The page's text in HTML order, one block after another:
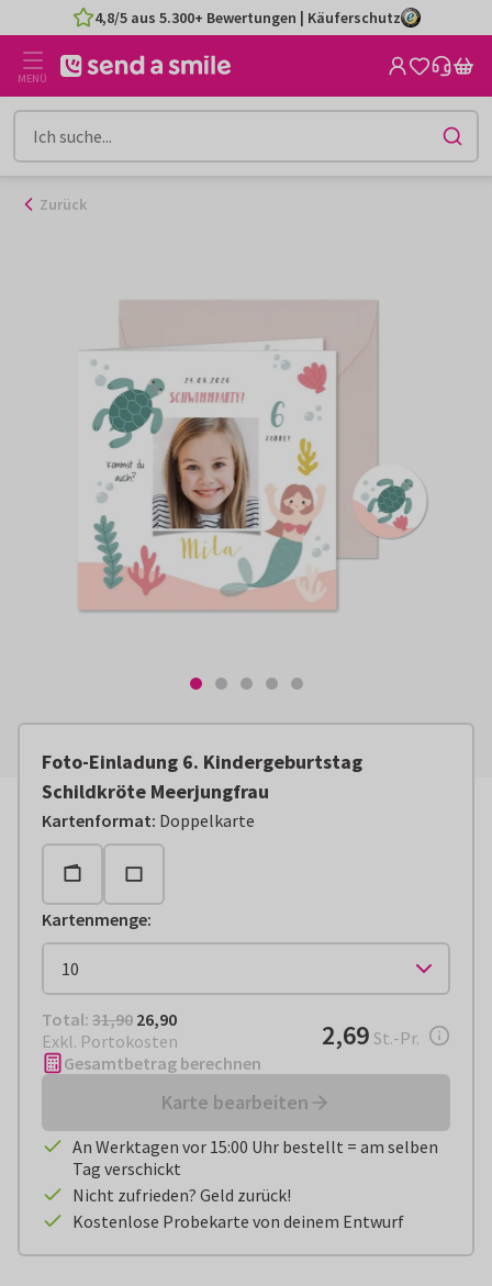
Inhalt
gehen
4,8/5 aus 5.300+ Bewertungen | Käuferschutz
MENÜ
Zurück
Foto-Einladung 6. Kindergeburtstag
Schildkröte Meerjungfrau
Kartenformat: Doppelkarte
Kartenmenge:
Total: € 26,90
Total: 31,90 26,90
Exkl. Portokosten
€ 2,69pro Stück
2,69 St.-Pr.
Gesamtbetrag berechnen
Karte bearbeiten
An Werktagen vor 15:00 Uhr bestellt = am selben
Tag verschickt
Nicht zufrieden? Geld zurück!
Kostenlose Probekarte von deinem Entwurf